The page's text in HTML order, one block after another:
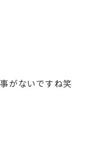
がないですね笑